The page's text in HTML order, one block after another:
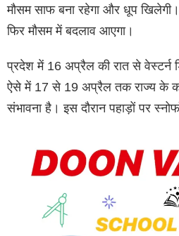
मौसम साफ बना रहेगा और धूप
फिर मौसम में बदलाव आएगा।
प्रदेश में 16 अप्रैल की रात से वेस्टर्न
ऐसे में 17 से 19 अप्रैल तक राज्य के कई
संभावना है। इस दौरान पहाड़ों पर